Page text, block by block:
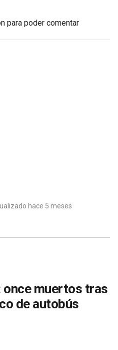
para poder comentar
hace 5 meses
once muertos tras
de autobús